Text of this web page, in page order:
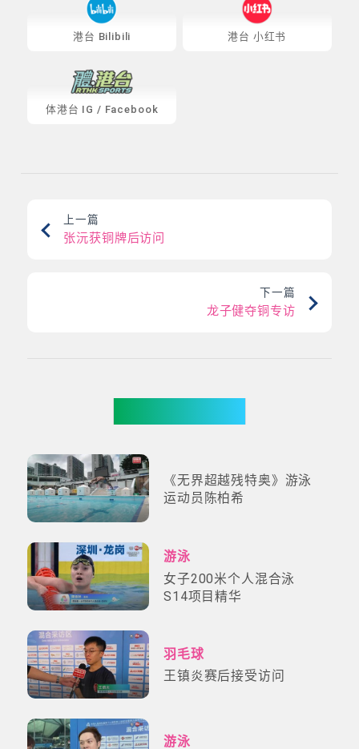
港台 Bilibili 港台 小红书
体港台 IG / Facebook
上一篇
张沅获铜牌后访问
下一篇
龙子健夺铜专访
《无界超越残特奥》游泳
运动员陈柏希
游泳
女子200米个人混合泳
S14项目精华
羽毛球
王镇炎赛后接受访问
游泳